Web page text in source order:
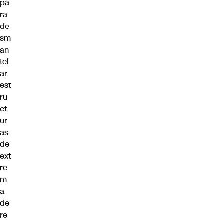
pa
ra
de
sm
an
tel
ar
est
ru
ct
ur
as
de
ext
re
m
a
de
re